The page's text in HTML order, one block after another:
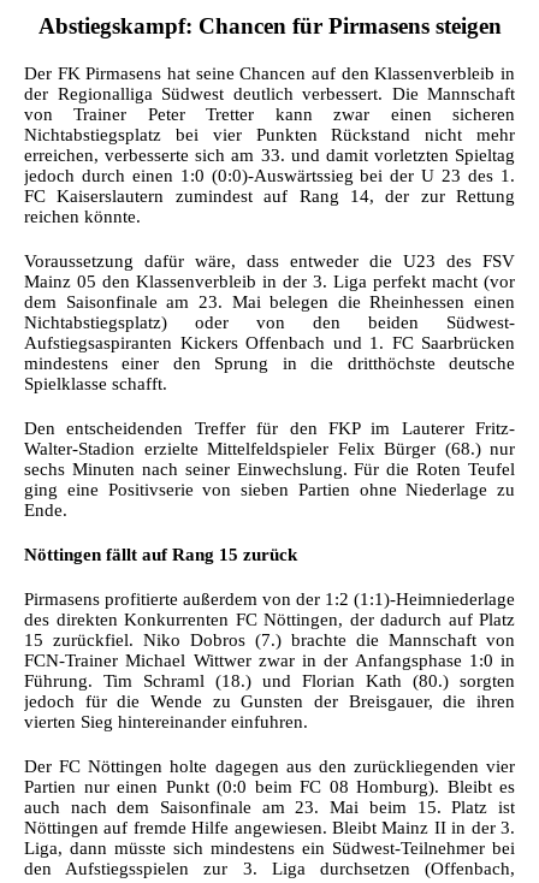
Abstiegskampf: Chancen für Pirmasens steigen
Der FK Pirmasens hat seine Chancen auf den Klassenverbleib in
der Regionalliga Südwest deutlich verbessert. Die Mannschaft
von Trainer Peter Tretter kann zwar einen sicheren
Nichtabstiegsplatz bei vier Punkten Rückstand nicht mehr
erreichen, verbesserte sich am 33. und damit vorletzten Spieltag
jedoch durch einen 1:0 (0:0)-Auswärtssieg bei der U 23 des 1.
FC Kaiserslautern zumindest auf Rang 14, der zur Rettung
reichen könnte.
Voraussetzung dafür wäre, dass entweder die U23 des FSV
Mainz 05 den Klassenverbleib in der 3. Liga perfekt macht (vor
dem Saisonfinale am 23. Mai belegen die Rheinhessen einen
Nichtabstiegsplatz) oder von den beiden Südwest-
Aufstiegsaspiranten Kickers Offenbach und 1. FC Saarbrücken
mindestens einer den Sprung in die dritthöchste deutsche
Spielklasse schafft.
Den entscheidenden Treffer für den FKP im Lauterer Fritz-
Walter-Stadion erzielte Mittelfeldspieler Felix Bürger (68.) nur
sechs Minuten nach seiner Einwechslung. Für die Roten Teufel
ging eine Positivserie von sieben Partien ohne Niederlage zu
Ende.
Nöttingen fällt auf Rang 15 zurück
Pirmasens profitierte außerdem von der 1:2 (1:1)-Heimniederlage
des direkten Konkurrenten FC Nöttingen, der dadurch auf Platz
15 zurückfiel. Niko Dobros (7.) brachte die Mannschaft von
FCN-Trainer Michael Wittwer zwar in der Anfangsphase 1:0 in
Führung. Tim Schraml (18.) und Florian Kath (80.) sorgten
jedoch für die Wende zu Gunsten der Breisgauer, die ihren
vierten Sieg hintereinander einfuhren.
Der FC Nöttingen holte dagegen aus den zurückliegenden vier
Partien nur einen Punkt (0:0 beim FC 08 Homburg). Bleibt es
auch nach dem Saisonfinale am 23. Mai beim 15. Platz ist
Nöttingen auf fremde Hilfe angewiesen. Bleibt Mainz II in der 3.
Liga, dann müsste sich mindestens ein Südwest-Teilnehmer bei
den Aufstiegsspielen zur 3. Liga durchsetzen (Offenbach,